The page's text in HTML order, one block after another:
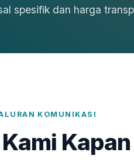
spesifik dan harga
KOMUNIKASI